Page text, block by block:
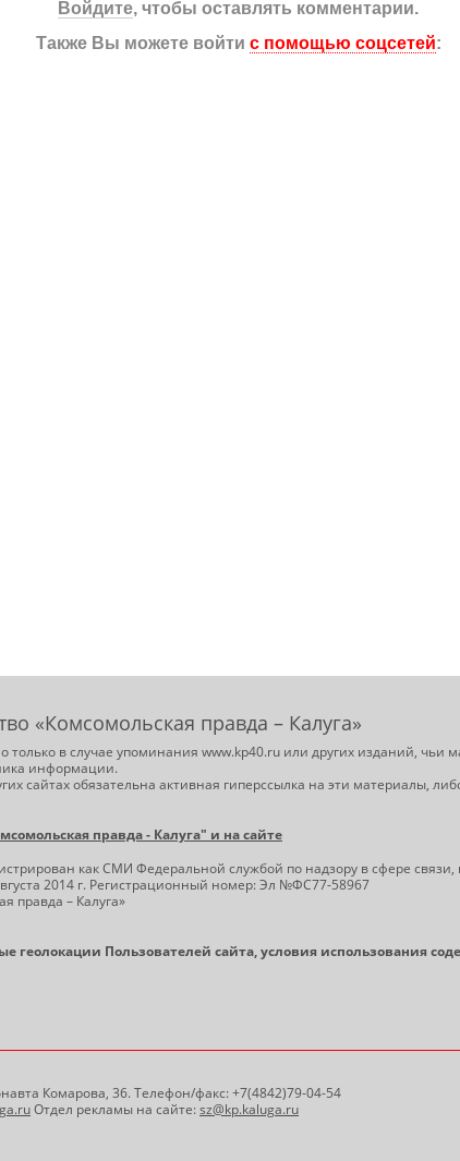
Войдите, чтобы оставлять комментарии.
Также Вы можете войти с помощью соцсетей:
«Комсомольская правда – Калуга»
только в случае упоминания www.kp40.ru или других изданий, чьи
информации.
сайтах обязательна активная гиперссылка на эти материалы,
правда - Калуга" и на сайте
как СМИ Федеральной службой по надзору в сфере
2014 г. Регистрационный номер: Эл №ФС77-58967
правда – Калуга»
геолокации Пользователей сайта, условия использования
Комарова, 36. Телефон/факс: +7(4842)79-04-54
Отдел рекламы на сайте:sz@kp.kaluga.ru